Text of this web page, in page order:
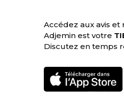
Accédez aux avis
Adjemin est votre
Discutez en temps